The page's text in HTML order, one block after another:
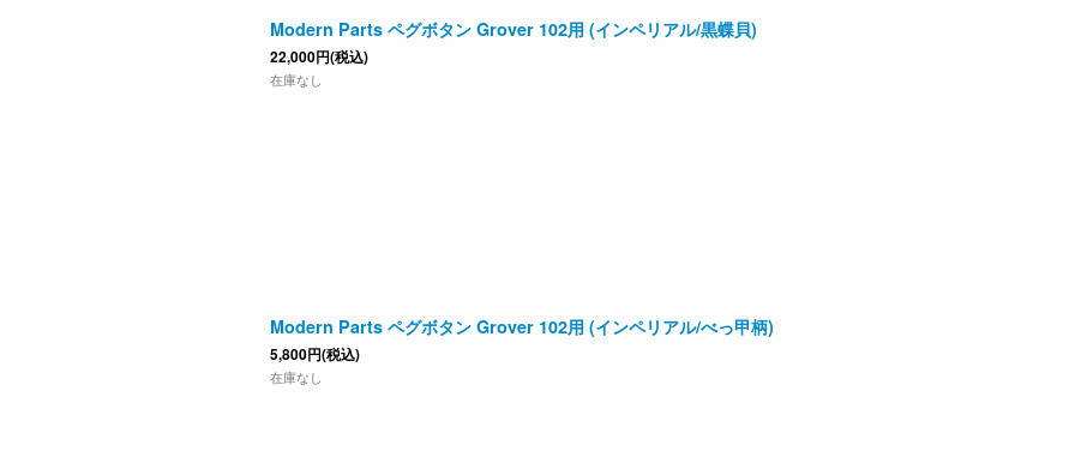
Modern Parts ペグボタン Grover 102用 (インペリアル/黒蝶貝)
22,000円(税込)
在庫なし
Modern Parts ペグボタン Grover 102用 (インペリアル/べっ甲柄)
5,800円(税込)
在庫なし